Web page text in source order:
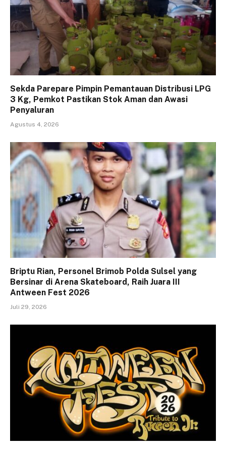
Sekda Parepare Pimpin Pemantauan Distribusi LPG
3 Kg, Pemkot Pastikan Stok Aman dan Awasi
Penyaluran
Agustus 4, 2026
Briptu Rian, Personel Brimob Polda Sulsel yang
Bersinar di Arena Skateboard, Raih Juara III
Antween Fest 2026
Juli 29, 2026